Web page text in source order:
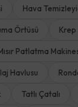
Hava
Örtüsü Krep
Patlatma
Havlusu
Tatlı Çatalı